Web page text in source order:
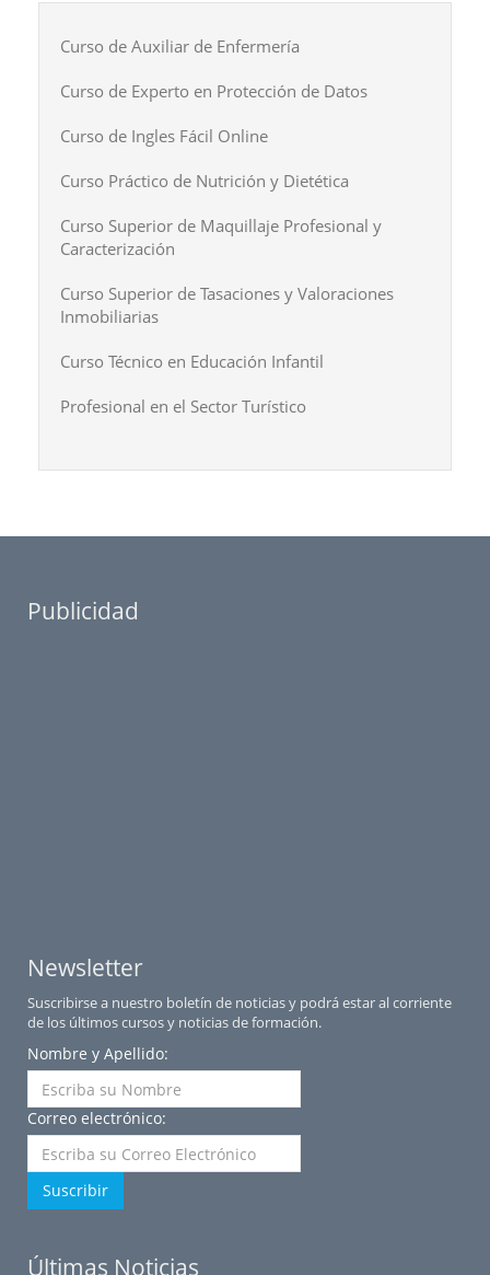
Curso de Auxiliar de Enfermería
Curso de Experto en Protección de Datos
Curso de Ingles Fácil Online
Curso Práctico de Nutrición y Dietética
Curso Superior de Maquillaje Profesional y
Caracterización
Curso Superior de Tasaciones y Valoraciones
Inmobiliarias
Curso Técnico en Educación Infantil
Profesional en el Sector Turístico
Publicidad
Newsletter
Suscribirse a nuestro boletín de noticias y podrá estar al corriente
de los últimos cursos y noticias de formación.
Nombre y Apellido:
Correo electrónico:
Suscribir
Últimas Noticias